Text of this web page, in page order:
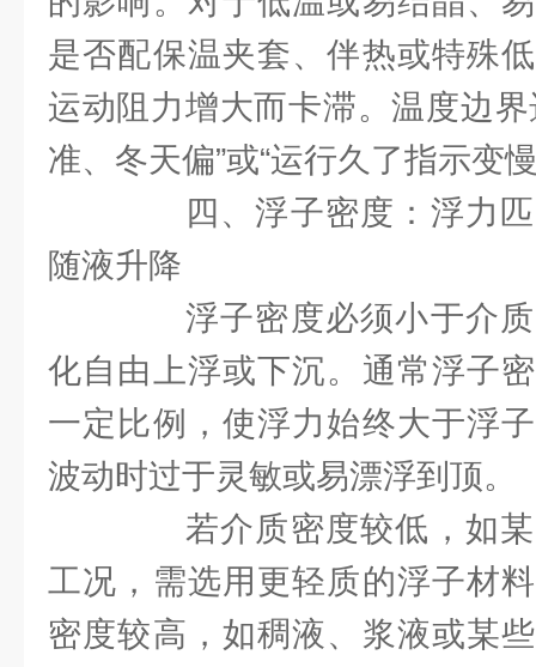
是否配保温夹套、伴热或特殊
运动阻力增大而卡滞。温度边
准、冬天偏”或“运行久了指示变
四、浮子密度：浮力匹
随液升降
浮子密度必须小于介质
化自由上浮或下沉。通常浮子
一定比例，使浮力始终大于浮
波动时过于灵敏或易漂浮到顶。
若介质密度较低，如某
工况，需选用更轻质的浮子材
密度较高，如稠液、浆液或某